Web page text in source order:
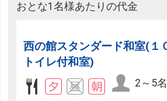
おとな1名様あたりの代金
西の館スタンダード和室(１
トイレ付和室)
2～5名